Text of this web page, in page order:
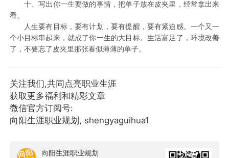
十、写出你一生要做的事情，把单子放在皮夹里，经常拿出来
看。
人生要有目标，要有计划，要有提醒，要有紧迫感。一个又一
个小目标串起来，就成了你一生的大目标。生活富足了，环境改善
了，不要忘了皮夹里那张看似薄薄的单子。
关注我们,共同点亮职业生涯
获取更多福利和精彩文章
微信官方订阅号:
向阳生涯职业规划, shengyaguihua1
向阳生涯职业规划